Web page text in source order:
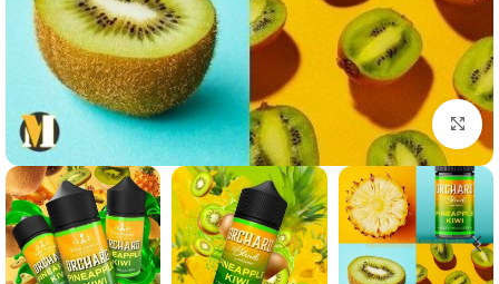
بزرگنمایی تصویر